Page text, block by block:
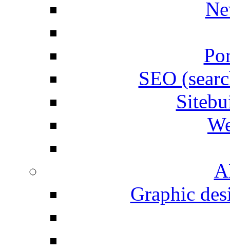
SEO
Graphic